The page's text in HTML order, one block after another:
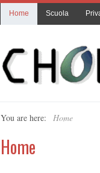
Home Scuola
You are here: Home
Home